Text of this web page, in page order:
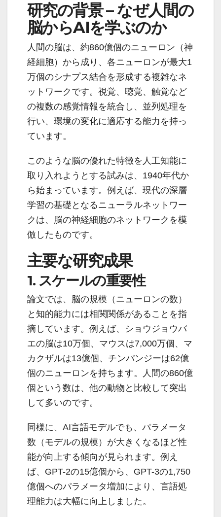
研究の背景 – なぜ人間の
脳からAIを学ぶのか
人間の脳は、約860億個のニューロン（神
経細胞）から成り、各ニューロンが最大1
万個のシナプス結合を形成する複雑なネ
ットワークです。視覚、聴覚、触覚など
の複数の感覚情報を統合し、並列処理を
行い、環境の変化に適応する能力を持っ
ています。
このような脳の優れた特徴を人工知能に
取り入れようとする試みは、1940年代か
ら始まっています。例えば、現代の深層
学習の基礎となるニューラルネットワー
クは、脳の神経細胞のネットワークを模
倣したものです。
主要な研究成果
1. スケールの重要性
論文では、脳の規模（ニューロンの数）
と知的能力には相関関係があることを指
摘しています。例えば、ショウジョウバ
エの脳は10万個、マウスは7,000万個、マ
カクザルは13億個、チンパンジーは62億
個のニューロンを持ちます。人間の860億
個という数は、他の動物と比較して突出
して多いのです。
同様に、AI言語モデルでも、パラメータ
数（モデルの規模）が大きくなるほど性
能が向上する傾向が見られます。例え
ば、GPT-2の15億個から、GPT-3の1,750
億個へのパラメータ増加により、言語処
理能力は大幅に向上しました。